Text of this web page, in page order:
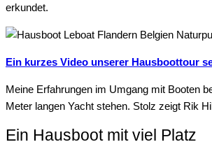
erkundet.
Ein kurzes Video unserer Hausboottour
Meine Erfahrungen im Umgang mit Booten
Meter langen Yacht stehen. Stolz zeigt Rik
Ein Hausboot mit viel Platz